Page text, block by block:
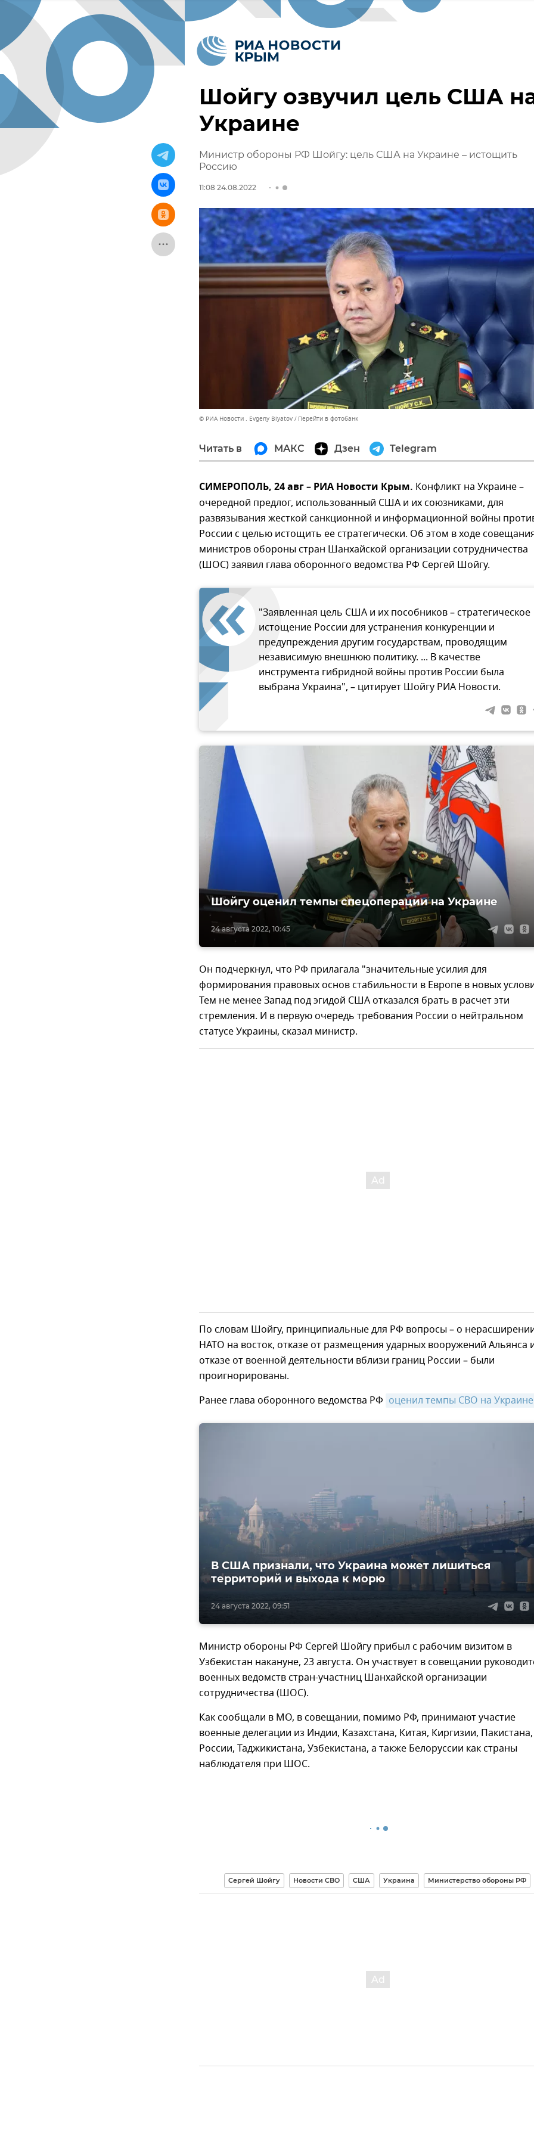
Шойгу озвучил цель США
Украине
Министр обороны РФ Шойгу: цель США на Украине – истощить
Россию
11:08 24.08.2022
© РИА Новости . Evgeny Biyatov Перейти в фотобанк
Читать в МАКС Дзен Telegram
СИМЕРОПОЛЬ, 24 авг – РИА Новости Крым. Конфликт на Украине –
очередной предлог, использованный США и их союзниками, для
развязывания жесткой санкционной и информационной войны
России с целью истощить ее стратегически. Об этом в ходе
министров обороны стран Шанхайской организации сотрудничества
(ШОС) заявил глава оборонного ведомства РФ Сергей Шойгу.
"Заявленная цель США и их пособников – стратегическое
истощение России для устранения конкуренции и
предупреждения другим государствам, проводящим
независимую внешнюю политику. ... В качестве
инструмента гибридной войны против России была
выбрана Украина", – цитирует Шойгу РИА Новости.
24 августа 2022, 10:45
Шойгу оценил темпы спецоперации на Украине
Он подчеркнул, что РФ прилагала "значительные усилия для
формирования правовых основ стабильности в Европе в новых
Тем не менее Запад под эгидой США отказался брать в расчет эти
стремления. И в первую очередь требования России о нейтральном
статусе Украины, сказал министр.
По словам Шойгу, принципиальные для РФ вопросы – о
НАТО на восток, отказе от размещения ударных вооружений Альянса
отказе от военной деятельности вблизи границ России – были
проигнорированы.
Ранее глава оборонного ведомства РФ оценил темпы СВО на Украине
24 августа 2022, 09:51
В США признали, что Украина может лишиться
территорий и выхода к морю
Министр обороны РФ Сергей Шойгу прибыл с рабочим визитом в
Узбекистан накануне, 23 августа. Он участвует в совещании
военных ведомств стран-участниц Шанхайской организации
сотрудничества (ШОС).
Как сообщали в МО, в совещании, помимо РФ, принимают участие
военные делегации из Индии, Казахстана, Китая, Киргизии, Пакистана,
России, Таджикистана, Узбекистана, а также Белоруссии как страны
наблюдателя при ШОС.
Сергей Шойгу Новости СВО США Украина Министерство обороны РФ